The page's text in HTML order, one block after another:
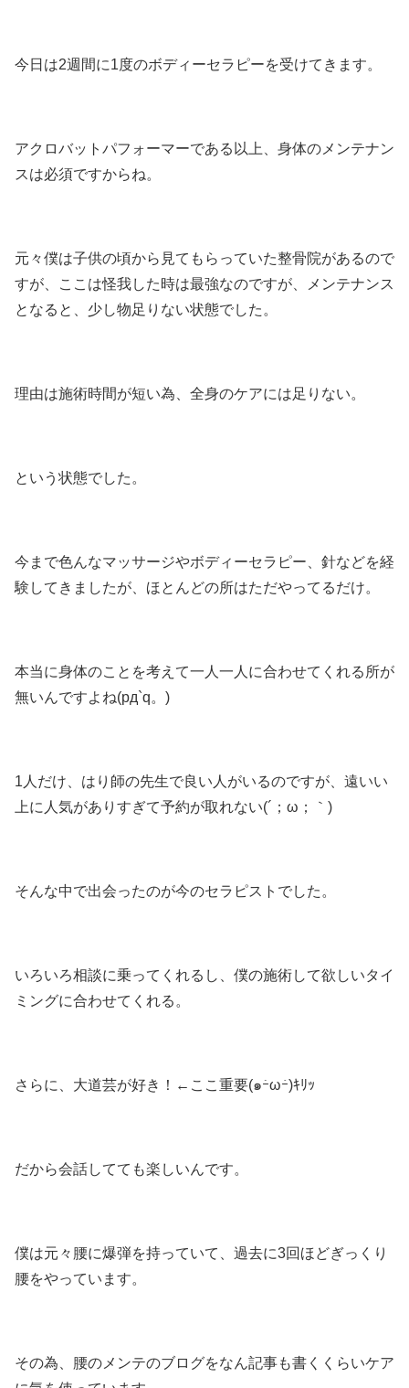
今日は2週間に1度のボディーセラピーを受けてきます。
アクロバットパフォーマーである以上、身体のメンテナン
スは必須ですからね。
元々僕は子供の頃から見てもらっていた整骨院があるので
すが、ここは怪我した時は最強なのですが、メンテナンス
となると、少し物足りない状態でした。
理由は施術時間が短い為、全身のケアには足りない。
という状態でした。
今まで色んなマッサージやボディーセラピー、針などを経
験してきましたが、ほとんどの所はただやってるだけ。
本当に身体のことを考えて一人一人に合わせてくれる所が
無いんですよね(pд`q。)
1人だけ、はり師の先生で良い人がいるのですが、遠いい
上に人気がありすぎて予約が取れない(´；ω；｀)
そんな中で出会ったのが今のセラピストでした。
いろいろ相談に乗ってくれるし、僕の施術して欲しいタイ
ミングに合わせてくれる。
さらに、大道芸が好き！←ここ重要(๑ｰ̀ωｰ́)ｷﾘｯ
だから会話してても楽しいんです。
僕は元々腰に爆弾を持っていて、過去に3回ほどぎっくり
腰をやっています。
その為、腰のメンテのブログをなん記事も書くくらいケア